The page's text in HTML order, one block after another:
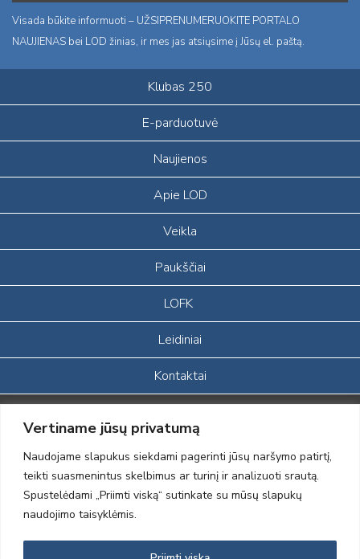
Vertiname jūsų privatumą
Naudojame slapukus siekdami pagerinti jūsų naršymo patirtį,
teikti suasmenintus skelbimus ar turinį ir analizuoti srautą.
Spustelėdami „Priimti viską“ sutinkate su mūsų slapukų
naudojimo taisyklėmis.
Visada būkite informuoti – UŽSIPRENUMERUOKITE PORTALO
NAUJIENAS bei LOD žinias, ir mes jas atsiųsime į Jūsų el. paštą.
Klubas 250
E-parduotuvė
Naujienos
Apie LOD
Veikla
Paukščiai
LOFK
Leidiniai
Kontaktai
Portalas sukurtas įgyvendinant Lietuvos Respublikos, Europos
ekonominės erdvės ir Norvegijos finansinių mechanizmų iš dalies
finansuojamą paprojektį
„LOD visuomeninės /gamtosauginės veiklos sustiprinimas ir įvaizdžio
formavimas įtraukiant visuomenę į aplinkosauginių tyrimų veiklą“
(paprojekčio
įgyvendinimo sutarties numeris 2004-LT0008-NVO-1EEE/NOR-02-